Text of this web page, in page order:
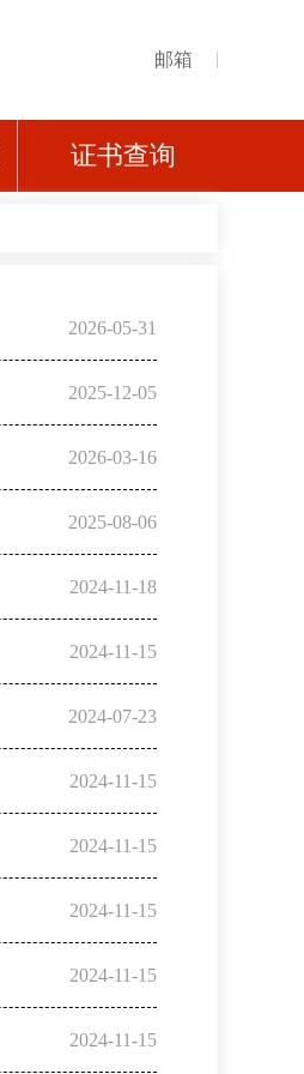
邮箱
证书查询
2026-05-31
2025-12-05
2026-03-16
2025-08-06
2024-11-18
2024-11-15
2024-07-23
2024-11-15
2024-11-15
2024-11-15
2024-11-15
2024-11-15